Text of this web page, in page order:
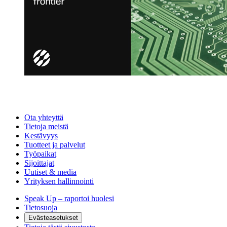
Ota yhteyttä
Tietoja meistä
Kestävyys
Tuotteet ja palvelut
Työpaikat
Sijoittajat
Uutiset & media
Yrityksen hallinnointi
Speak Up – raportoi huolesi
Tietosuoja
Evästeasetukset